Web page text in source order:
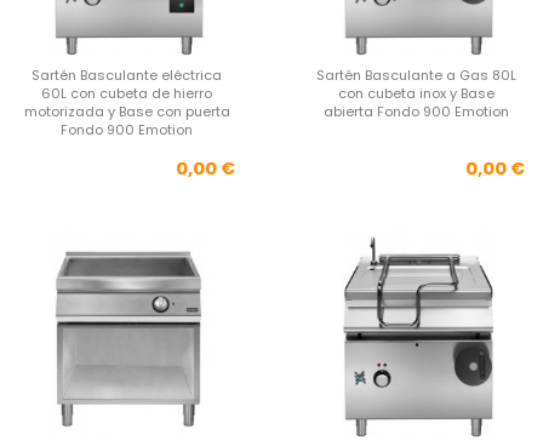
Sartén Basculante eléctrica
60L con cubeta de hierro
motorizada y Base con puerta
Fondo 900 Emotion
Precio
0,00 €
Sartén Basculante a Gas 80L
con cubeta inox y Base
abierta Fondo 900 Emotion
0,00 €